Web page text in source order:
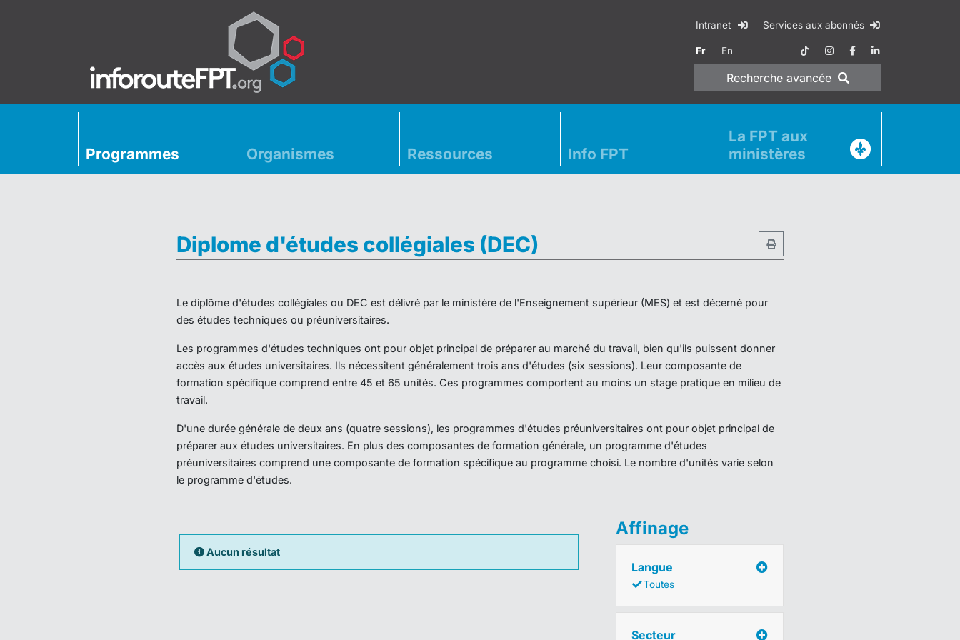
Intranet Services aux abonnés
Fr En
Recherche avancée
Programmes Organismes Ressources Info FPT
La FPT aux
ministères
Diplome d'études collégiales (DEC)
Le diplôme d'études collégiales ou DEC est délivré par le ministère de l'Enseignement supérieur (MES) et est décerné pour
des études techniques ou préuniversitaires.
Les programmes d'études techniques ont pour objet principal de préparer au marché du travail, bien qu'ils puissent donner
accès aux études universitaires. Ils nécessitent généralement trois ans d'études (six sessions). Leur composante de
formation spécifique comprend entre 45 et 65 unités. Ces programmes comportent au moins un stage pratique en milieu de
travail.
D'une durée générale de deux ans (quatre sessions), les programmes d'études préuniversitaires ont pour objet principal de
préparer aux études universitaires. En plus des composantes de formation générale, un programme d'études
préuniversitaires comprend une composante de formation spécifique au programme choisi. Le nombre d'unités varie selon
le programme d'études.
Aucun résultat
Affinage
Langue
Toutes
Secteur